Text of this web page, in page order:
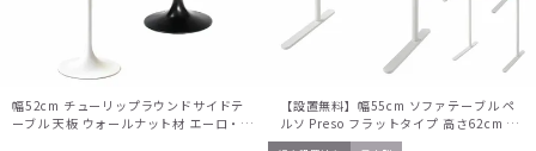
幅52cm チューリップラウンドサイドテ
ーブル 天板 ウォールナット材 エーロ・サ
【設置無料】幅55cm ソファテーブル ペ
ルソ Preso フラットタイプ 高さ62cm 1
人用テーブル メラミン天板 パーソナルテ